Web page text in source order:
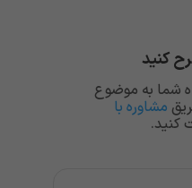
کنید
شما به موضوع
مشاوره با
کنید.